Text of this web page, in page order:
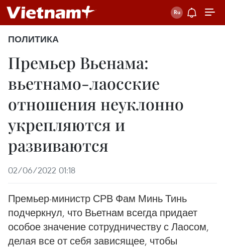
ПОЛИТИКА
Премьер Вьенама:
вьетнамо-лаосские
отношения неуклонно
укрепляются и
развиваются
02/06/2022 01:18
Премьер-министр СРВ Фам Минь Тинь
подчеркнул, что Вьетнам всегда придает
особое значение сотрудничеству с Лаосом,
делая все от себя зависящее, чтобы